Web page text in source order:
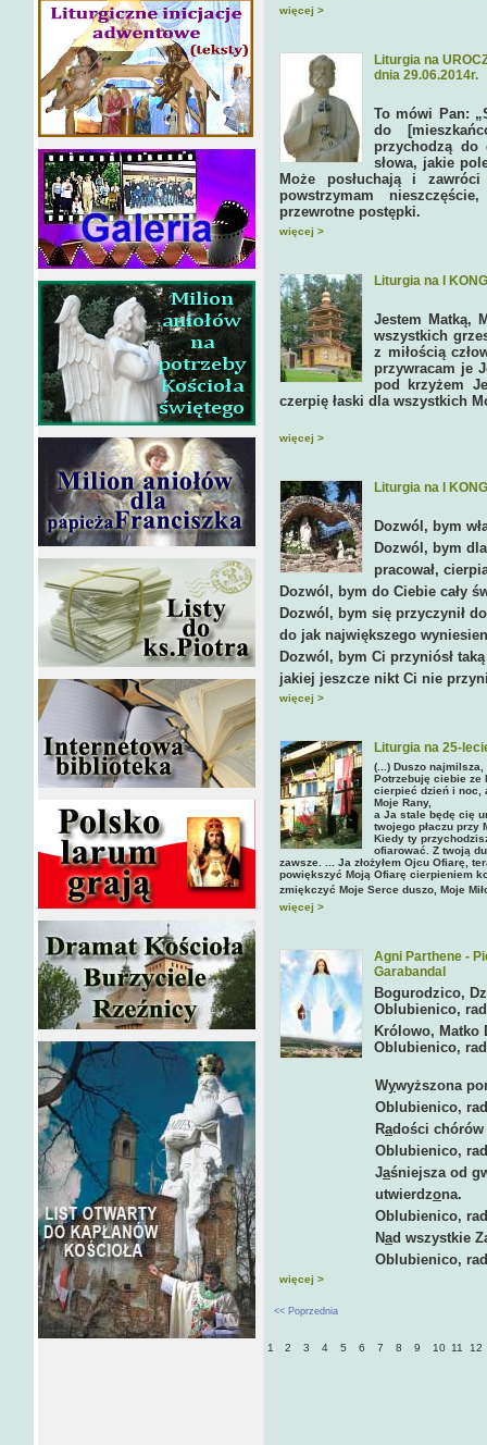
więcej >
Liturgia na
dnia 29.06.2014r.
To mówi Pan:
do
przychodzą do
słowa, jakie
Może posłuchają i
powstrzymam
przewrotne postępki.
więcej >
Liturgia na I
Jestem Matką,
wszystkich
z miłością
przywracam je
pod krzyżem
czerpię łaski dla wszystkich
więcej >
Liturgia na I
Dozwól, bym
Dozwól, bym
pracował,
Dozwól, bym do Ciebie cały
Dozwól, bym się przyczynił
do jak największego
Dozwól, bym Ci przyniósł taką
jakiej jeszcze nikt Ci nie
więcej >
Liturgia na 25-
(...) Duszo
Potrzebuję ciebie ze
cierpieć dzień i noc,
Moje Rany,
a Ja stale będę cię
twojego płaczu przy
Kiedy ty
ofiarować. Z twoją
zawsze. ... Ja złożyłem Ojcu Ofiarę,
powiększyć Moją Ofiarę cierpieniem
zmiękczyć Moje Serce duszo, Moje
więcej >
Agni Parthene -
Garabandal
Bogurodzico,
Oblubienico,
Królowo, Matko
Oblubienico,
Wywyższona
Oblubienico,
Radości
Oblubienico,
Jaśniejsza od
utwierdzona.
Oblubienico,
Nad wszystkie
Oblubienico,
więcej >
<< Poprzednia
1 2 3 4 5 6 7 8 9 10 11 12